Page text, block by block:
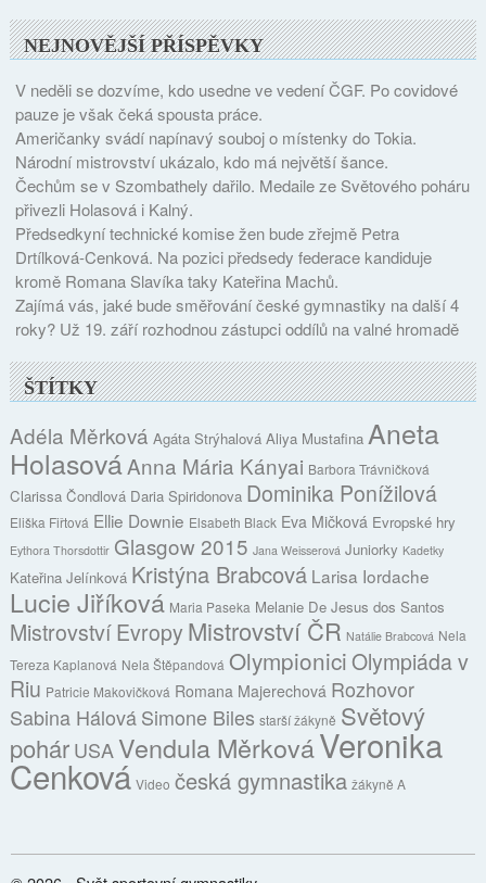
NEJNOVĚJŠÍ PŘÍSPĚVKY
V neděli se dozvíme, kdo usedne ve vedení ČGF. Po covidové
pauze je však čeká spousta práce.
Američanky svádí napínavý souboj o místenky do Tokia.
Národní mistrovství ukázalo, kdo má největší šance.
Čechům se v Szombathely dařilo. Medaile ze Světového poháru
přivezli Holasová i Kalný.
Předsedkyní technické komise žen bude zřejmě Petra
Drtílková-Cenková. Na pozici předsedy federace kandiduje
kromě Romana Slavíka taky Kateřina Machů.
Zajímá vás, jaké bude směřování české gymnastiky na další 4
roky? Už 19. září rozhodnou zástupci oddílů na valné hromadě
ŠTÍTKY
Adéla Měrková Agáta Strýhalová Aliya Mustafina Aneta
HolasováAnna Mária Kányai Barbora Trávničková
Clarissa Čondlová Daria Spiridonova Dominika Ponížilová
Eliška Fiřtová Ellie Downie Elsabeth Black Eva Mičková Evropské hry
Eythora Thorsdottir Glasgow 2015 Jana Weisserová Juniorky Kadetky
Kateřina Jelínková Kristýna Brabcová Larisa Iordache
Lucie Jiříková Maria Paseka Melanie De Jesus dos Santos
Mistrovství Evropy Mistrovství ČR Natálie Brabcová Nela
Tereza Kaplanová Nela Štěpandová OlympioniciOlympiáda v
Riu Patricie Makovičková Romana Majerechová Rozhovor
Sabina HálováSimone Biles starší žákyně Světový
pohárUSA Vendula MěrkováVeronika
Cenková Video česká gymnastika žákyně A